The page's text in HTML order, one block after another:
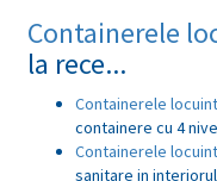
Containerele
la rece...
Containerele
containere cu 4
Containerele
sanitare in